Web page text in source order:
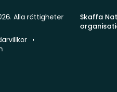
Skaffa
Alla rättigheter